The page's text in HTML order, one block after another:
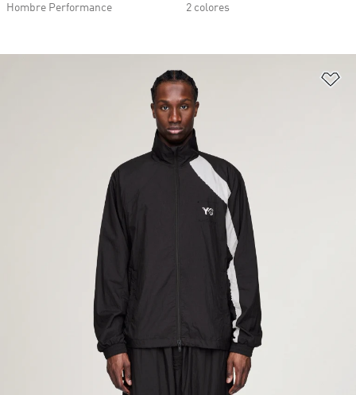
Hombre Performance
2 colores